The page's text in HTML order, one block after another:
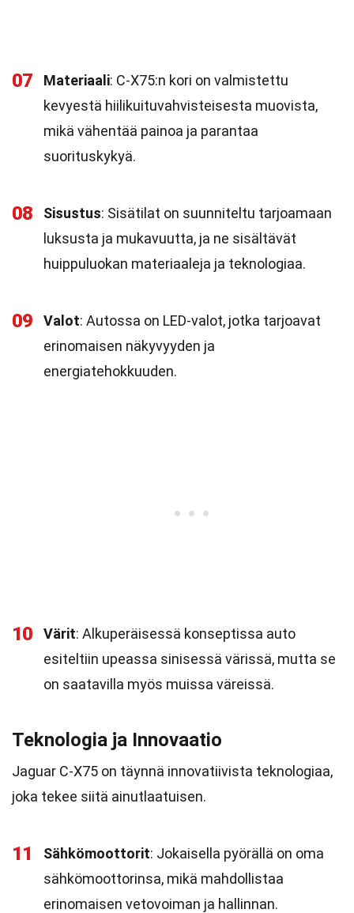
07 Materiaali: C-X75:n kori on valmistettu
kevyestä hiilikuituvahvisteisesta muovista,
mikä vähentää painoa ja parantaa
suorituskykyä.
08 Sisustus: Sisätilat on suunniteltu tarjoamaan
luksusta ja mukavuutta, ja ne sisältävät
huippuluokan materiaaleja ja teknologiaa.
09 Valot: Autossa on LED-valot, jotka tarjoavat
erinomaisen näkyvyyden ja
energiatehokkuuden.
10 Värit: Alkuperäisessä konseptissa auto
esiteltiin upeassa sinisessä värissä, mutta se
on saatavilla myös muissa väreissä.
Teknologia ja Innovaatio
Jaguar C-X75 on täynnä innovatiivista teknologiaa,
joka tekee siitä ainutlaatuisen.
11 Sähkömoottorit: Jokaisella pyörällä on oma
sähkömoottorinsa, mikä mahdollistaa
erinomaisen vetovoiman ja hallinnan.